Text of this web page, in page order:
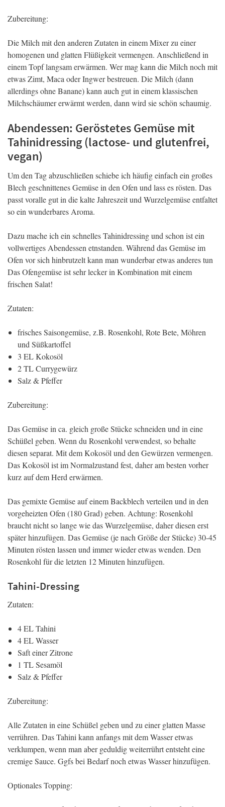
Zubereitung:
Die Milch mit den anderen Zutaten in einem Mixer zu einer
homogenen und glatten Flüßigkeit vermengen. Anschließend in
einem Topf langsam erwärmen. Wer mag kann die Milch noch mit
etwas Zimt, Maca oder Ingwer bestreuen. Die Milch (dann
allerdings ohne Banane) kann auch gut in einem klassischen
Milchschäumer erwärmt werden, dann wird sie schön schaumig.
Abendessen: Geröstetes Gemüse mit
Tahinidressing (lactose- und glutenfrei,
vegan)
Um den Tag abzuschließen schiebe ich häufig einfach ein großes
Blech geschnittenes Gemüse in den Ofen und lass es rösten. Das
passt voralle gut in die kalte Jahreszeit und Wurzelgemüse entfaltet
so ein wunderbares Aroma.
Dazu mache ich ein schnelles Tahinidressing und schon ist ein
vollwertiges Abendessen etnstanden. Während das Gemüse im
Ofen vor sich hinbrutzelt kann man wunderbar etwas anderes tun
Das Ofengemüse ist sehr lecker in Kombination mit einem
frischen Salat!
Zutaten:
frisches Saisongemüse, z.B. Rosenkohl, Rote Bete, Möhren
und Süßkartoffel
3 EL Kokosöl
2 TL Currygewürz
Salz & Pfeffer
Zubereitung:
Das Gemüse in ca. gleich große Stücke schneiden und in eine
Schüßel geben. Wenn du Rosenkohl verwendest, so behalte
diesen separat. Mit dem Kokosöl und den Gewürzen vermengen.
Das Kokosöl ist im Normalzustand fest, daher am besten vorher
kurz auf dem Herd erwärmen.
Das gemixte Gemüse auf einem Backblech verteilen und in den
vorgeheizten Ofen (180 Grad) geben. Achtung: Rosenkohl
braucht nicht so lange wie das Wurzelgemüse, daher diesen erst
später hinzufügen. Das Gemüse (je nach Größe der Stücke) 30-45
Minuten rösten lassen und immer wieder etwas wenden. Den
Rosenkohl für die letzten 12 Minuten hinzufügen.
Tahini-Dressing
Zutaten:
4 EL Tahini
4 EL Wasser
Saft einer Zitrone
1 TL Sesamöl
Salz & Pfeffer
Zubereitung:
Alle Zutaten in eine Schüßel geben und zu einer glatten Masse
verrühren. Das Tahini kann anfangs mit dem Wasser etwas
verklumpen, wenn man aber geduldig weiterrührt entsteht eine
cremige Sauce. Ggfs bei Bedarf noch etwas Wasser hinzufügen.
Optionales Topping: